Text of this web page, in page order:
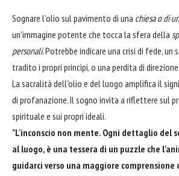
Sognare l'olio sul pavimento di una chiesa o di
un'immagine potente che tocca la sfera della
personali. Potrebbe indicare una crisi di fede, un
tradito i propri principi, o una perdita di
La sacralità dell'olio e del luogo amplifica il
di profanazione. Il sogno invita a riflettere sul
spirituale e sui propri ideali.
"L'inconscio non mente. Ogni dettaglio del
al luogo, è una tessera di un puzzle che
guidarci verso una maggiore comprensione